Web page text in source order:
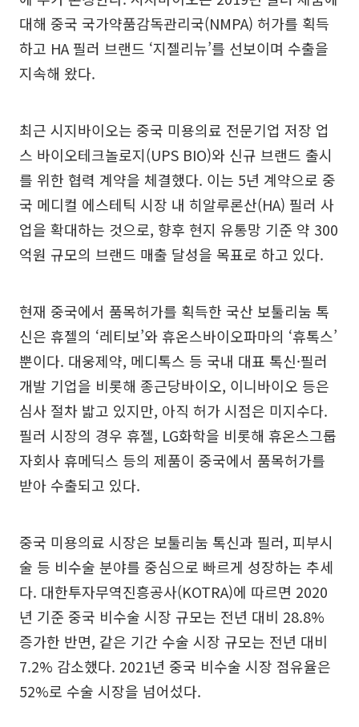
대해 중국 국가약품감독관리국(NMPA) 허가를 획득
하고 HA 필러 브랜드 ‘지젤리뉴’를 선보이며 수출을
지속해 왔다.
최근 시지바이오는 중국 미용의료 전문기업 저장 업
스 바이오테크놀로지(UPS BIO)와 신규 브랜드 출시
를 위한 협력 계약을 체결했다. 이는 5년 계약으로 중
국 메디컬 에스테틱 시장 내 히알루론산(HA) 필러 사
업을 확대하는 것으로, 향후 현지 유통망 기준 약 300
억원 규모의 브랜드 매출 달성을 목표로 하고 있다.
현재 중국에서 품목허가를 획득한 국산 보툴리눔 톡
신은 휴젤의 ‘레티보’와 휴온스바이오파마의 ‘휴톡스’
뿐이다. 대웅제약, 메디톡스 등 국내 대표 톡신·필러
개발 기업을 비롯해 종근당바이오, 이니바이오 등은
심사 절차 밟고 있지만, 아직 허가 시점은 미지수다.
필러 시장의 경우 휴젤, LG화학을 비롯해 휴온스그룹
자회사 휴메딕스 등의 제품이 중국에서 품목허가를
받아 수출되고 있다.
중국 미용의료 시장은 보툴리눔 톡신과 필러, 피부시
술 등 비수술 분야를 중심으로 빠르게 성장하는 추세
다. 대한투자무역진흥공사(KOTRA)에 따르면 2020
년 기준 중국 비수술 시장 규모는 전년 대비 28.8%
증가한 반면, 같은 기간 수술 시장 규모는 전년 대비
7.2% 감소했다. 2021년 중국 비수술 시장 점유율은
52%로 수술 시장을 넘어섰다.